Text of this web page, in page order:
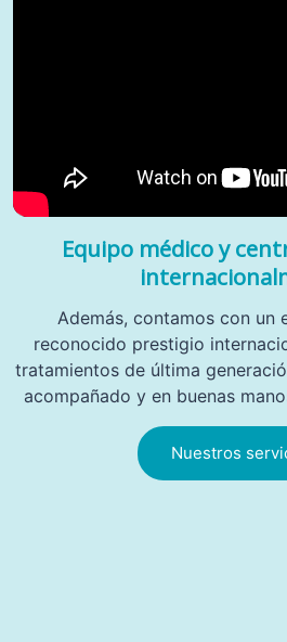
Equipo médico y
Además, contamos con un
reconocido prestigio
tratamientos de última
acompañado y en buenas
Nuestros